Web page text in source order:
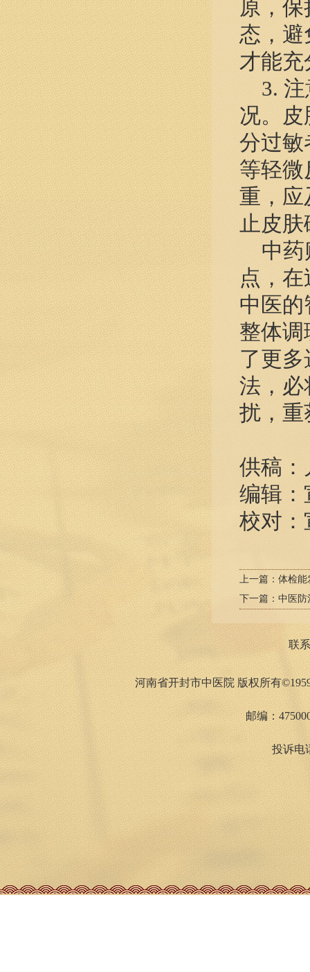
原，
态，
才能
3. 注
况。
分过敏
等轻
重，应
止皮
中药
点，
中医
整体
了更
法，必
扰，重
供稿
编辑：
校对：
上一篇： 体检能
下一篇： 中医防
联
河南省开封市中医院 版权所有
邮编：
投诉电